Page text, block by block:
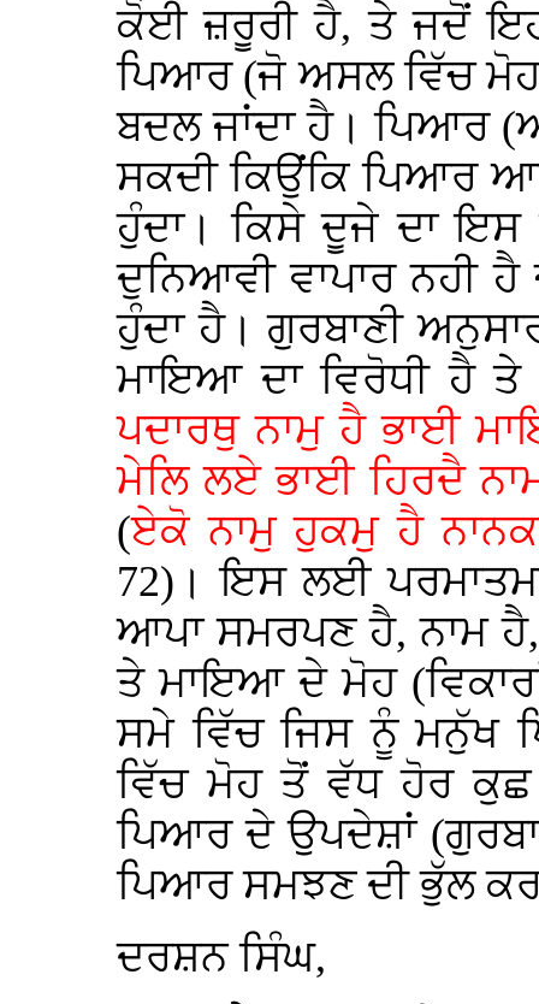
ਕੋਈ ਜ਼ਰੂਰੀ ਹੈ, ਤੇ ਜਦੋਂ
ਪਿਆਰ (ਜੋ ਅਸਲ ਵਿੱਚ ਮੋਹ
ਬਦਲ ਜਾਂਦਾ ਹੈ। ਪਿਆਰ
ਸਕਦੀ ਕਿਉਂਕਿ ਪਿਆਰ
ਹੁੰਦਾ। ਕਿਸੇ ਦੂਜੇ ਦਾ
ਦੁਨਿਆਵੀ ਵਾਪਾਰ ਨਹੀ
ਹੁੰਦਾ ਹੈ। ਗੁਰਬਾਣੀ
ਮਾਇਆ ਦਾ ਵਿਰੋਧੀ ਹੈ
ਪਦਾਰਥੁ ਨਾਮੁ ਹੈ ਭਾਈ
ਮੇਲਿ ਲਏ ਭਾਈ ਹਿਰਦੈ
(ਏਕੋ ਨਾਮੁ ਹੁਕਮੁ ਹੈ
72)। ਇਸ ਲਈ
ਆਪਾ ਸਮਰਪਣ ਹੈ, ਨਾਮ
ਤੇ ਮਾਇਆ ਦੇ ਮੋਹ
ਸਮੇ ਵਿੱਚ ਜਿਸ ਨੂੰ ਮਨੁੱਖ
ਵਿੱਚ ਮੋਹ ਤੋਂ ਵੱਧ ਹੋਰ ਕੁਛ
ਪਿਆਰ ਦੇ ਉਪਦੇਸ਼ਾਂ
ਪਿਆਰ ਸਮਝਣ ਦੀ ਭੁੱਲ
ਦਰਸ਼ਨ ਸਿੰਘ,